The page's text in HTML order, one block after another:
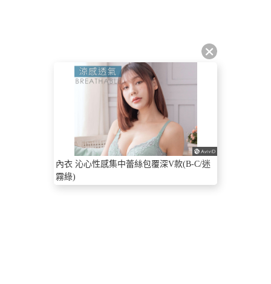
內衣 沁心性感集中蕾絲包覆深V款(B-C/迷
霧綠)